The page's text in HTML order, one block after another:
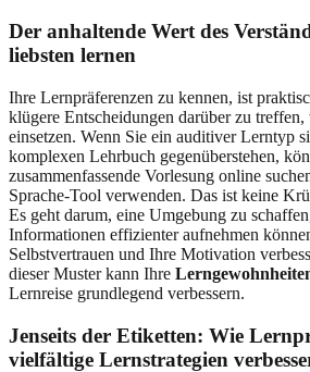
Der anhaltende Wert des
liebsten lernen
Ihre Lernpräferenzen zu kennen, ist
klügere Entscheidungen darüber zu
einsetzen. Wenn Sie ein auditiver Lerntyp
komplexen Lehrbuch gegenüberstehen,
zusammenfassende Vorlesung online
Sprache-Tool verwenden. Das ist keine
Es geht darum, eine Umgebung zu
Informationen effizienter aufnehmen
Selbstvertrauen und Ihre Motivation
dieser Muster kann Ihre
Lernreise grundlegend verbessern.
Jenseits der Etiketten: Wie
vielfältige Lernstrategien